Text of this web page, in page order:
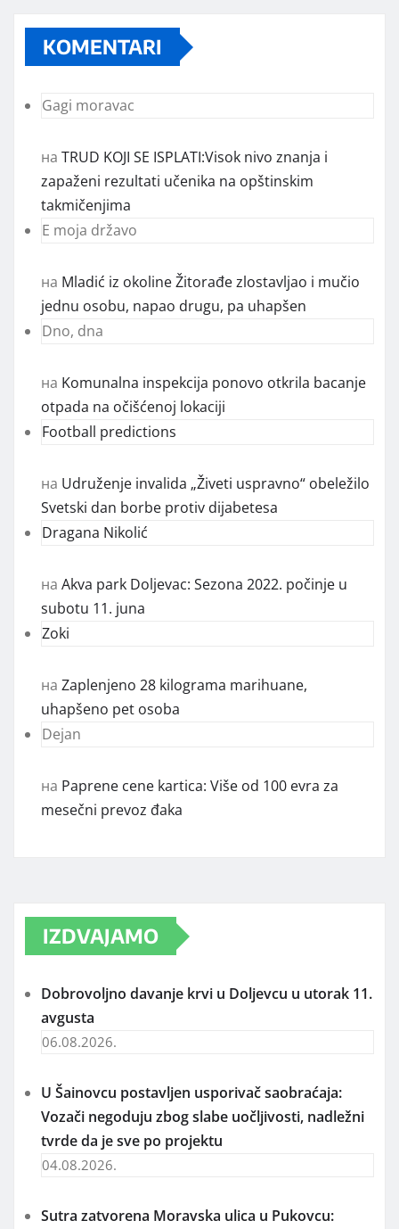
KOMENTARI
Gagi moravac
на TRUD KOJI SE ISPLATI:Visok nivo znanja i
zapaženi rezultati učenika na opštinskim
takmičenjima
E moja državo
на Mladić iz okoline Žitorađe zlostavljao i mučio
jednu osobu, napao drugu, pa uhapšen
Dno, dna
на Komunalna inspekcija ponovo otkrila bacanje
otpada na očišćenoj lokaciji
Football predictions
на Udruženje invalida „Živeti uspravno“ obeležilo
Svetski dan borbe protiv dijabetesa
Dragana Nikolić
на Akva park Doljevac: Sezona 2022. počinje u
subotu 11. juna
Zoki
на Zaplenjeno 28 kilograma marihuane,
uhapšeno pet osoba
Dejan
на Paprene cene kartica: Više od 100 evra za
mesečni prevoz đaka
IZDVAJAMO
Dobrovoljno davanje krvi u Doljevcu u utorak 11.
avgusta
06.08.2026.
U Šainovcu postavljen usporivač saobraćaja:
Vozači negoduju zbog slabe uočljivosti, nadležni
tvrde da je sve po projektu
04.08.2026.
Sutra zatvorena Moravska ulica u Pukovcu: